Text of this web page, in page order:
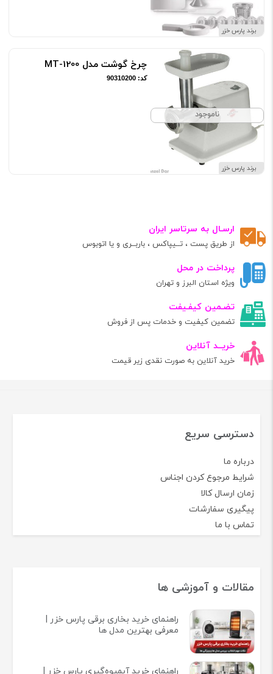
برند پارس خزر
ناموجود
برند پارس خزر
چرخ گوشت مدل MT-1200
کد: 90310200
ارسـال به سرتاسر ایران
از طریق پست ، تــیپاکس ، باربــری و یا اتوبوس
پرداخت در محل
ویژه استان البرز و تهران
تضـمین کیفـیفت
تضمین کیفیت و خدمات پس از فروش
خریــد آنلاین
خرید آنلاین به صورت نقدی زیر قیمت
دسترسی سریع
درباره ما
شرایط مرجوع کردن اجناس
زمان ارسال کالا
پیگیری سفارشات
تماس با ما
مقالات و آموزشی ها
راهنمای خرید بخاری برقی پارس خزر |
معرفی بهترین مدل ها
راهنمای خرید آبمیوه‌گیری پارس خزر |